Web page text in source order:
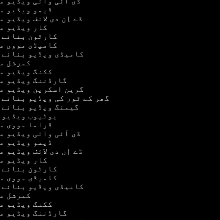
ڈیمو ویڈیو
ڈے اِن دی لائف ویڈیو
کار ویڈیو
کارٹون بنانے
کامیڈی مووی
کامیڈی ویڈیو بنانے
کمرشل
ککنگ ویڈیو
گارڈننگ ویڈیو
گرین اسکرین ویڈیو
گھر کے ٹور کی ویڈیو بنانے
گیمنگ ویڈیو بنانے
یوٹیوب
ڈراما مووی
ڈی آئی وائی ویڈیو
ڈیمو ویڈیو
ڈے اِن دی لائف ویڈیو
کار ویڈیو
کارٹون بنانے
کامیڈی مووی
کامیڈی ویڈیو بنانے
کمرشل
ککنگ ویڈیو
گارڈننگ ویڈیو